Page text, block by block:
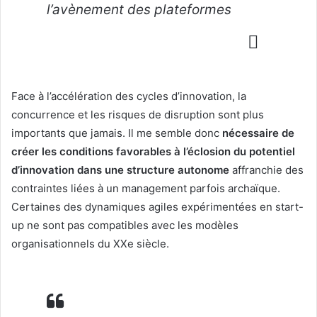
l’avènement des plateformes
Face à l’accélération des cycles d’innovation, la
concurrence et les risques de disruption sont plus
importants que jamais. Il me semble donc nécessaire de
créer les conditions favorables à l’éclosion du potentiel
d’innovation dans une structure autonome affranchie des
contraintes liées à un management parfois archaïque.
Certaines des dynamiques agiles expérimentées en start-
up ne sont pas compatibles avec les modèles
organisationnels du XXe siècle.